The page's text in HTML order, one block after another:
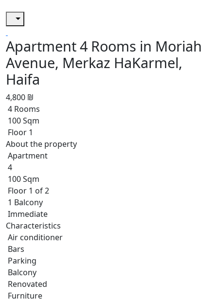
Apartment 4 Rooms in Moriah
Avenue, Merkaz HaKarmel,
Haifa
4,800 ₪
4 Rooms
100 Sqm
Floor 1
About the property
Apartment
4
100 Sqm
Floor 1 of 2
1 Balcony
Immediate
Characteristics
Air conditioner
Bars
Parking
Balcony
Renovated
Furniture